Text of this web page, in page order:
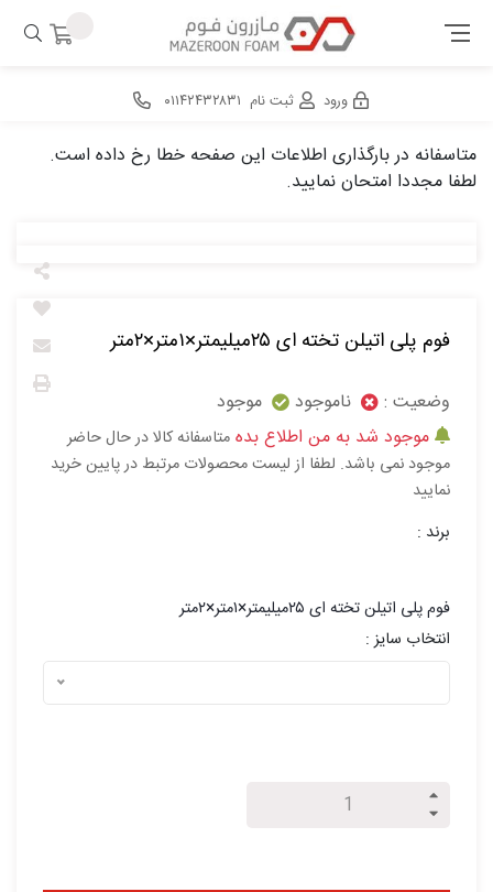
ورود ثبت نام ۰۱۱۴۲۴۳۲۸۳۱
متاسفانه در بارگذاری اطلاعات این صفحه خطا رخ داده است.
لطفا مجددا امتحان نمایید.
فوم پلی اتیلن تخته ای ۲۵میلیمتر×۱متر×۲متر
وضعیت : ناموجود
موجود
موجود شد به من اطلاع بده متاسفانه کالا در حال حاضر
موجود نمی باشد. لطفا از لیست محصولات مرتبط در پایین خرید
نمایید
برند :
فوم پلی اتیلن تخته ای ۲۵میلیمتر×۱متر×۲متر
انتخاب سایز :